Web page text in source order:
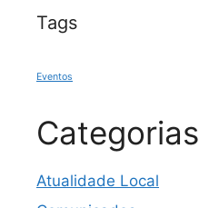
Tags
Eventos
Categorias
Atualidade Local